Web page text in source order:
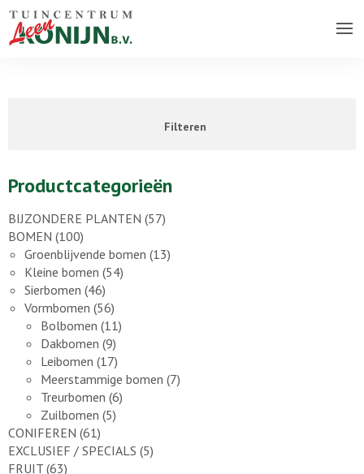
Filteren
Productcategorieën
BIJZONDERE PLANTEN (57)
BOMEN (100)
Groenblijvende bomen (13)
Kleine bomen (54)
Sierbomen (46)
Vormbomen (56)
Bolbomen (11)
Dakbomen (9)
Leibomen (17)
Meerstammige bomen (7)
Treurbomen (6)
Zuilbomen (5)
CONIFEREN (61)
EXCLUSIEF / SPECIALS (5)
FRUIT (63)